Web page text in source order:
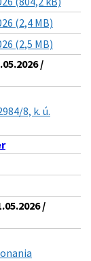
(2,4 MB)
(2,5 MB)
/
8, k. ú.
/